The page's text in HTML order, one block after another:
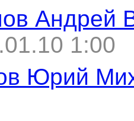
Андрей
1:00
Юрий